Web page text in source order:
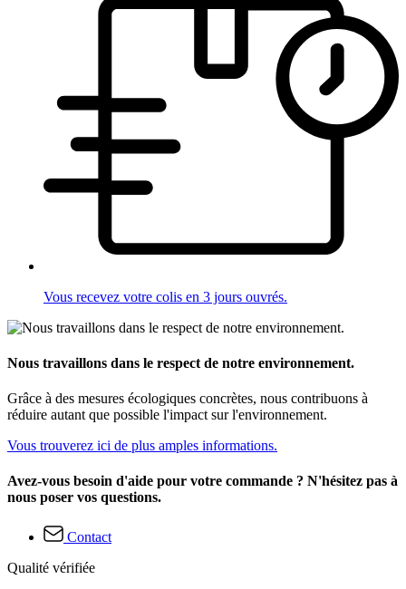
Vous recevez votre colis en 3 jours ouvrés.
Nous travaillons dans le respect de notre environnement.
Grâce à des mesures écologiques concrètes, nous contribuons à
réduire autant que possible l'impact sur l'environnement.
Vous trouverez ici de plus amples informations.
Avez-vous besoin d'aide pour votre commande ? N'hésitez pas à
nous poser vos questions.
Contact
Qualité vérifiée